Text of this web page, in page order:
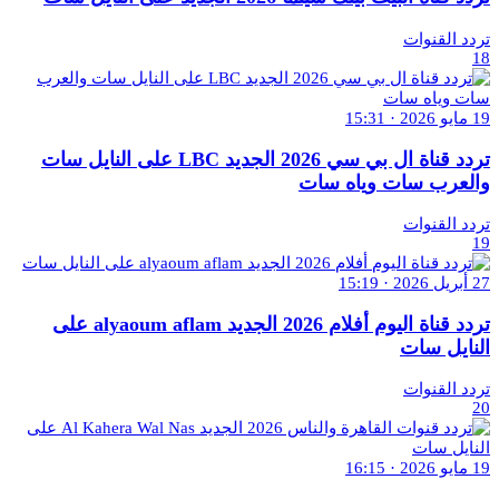
تردد القنوات
18
19 مايو 2026 · 15:31
تردد قناة ال بي سي 2026 الجديد LBC على النايل سات
والعرب سات وياه سات
تردد القنوات
19
27 أبريل 2026 · 15:19
تردد قناة اليوم أفلام 2026 الجديد alyaoum aflam على
النايل سات
تردد القنوات
20
19 مايو 2026 · 16:15